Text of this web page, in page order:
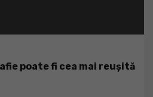
poate fi cea mai reușită